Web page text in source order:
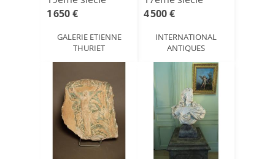
1 650 €
GALERIE ETIENNE
THURIET
4 500 €
INTERNATIONAL
ANTIQUES